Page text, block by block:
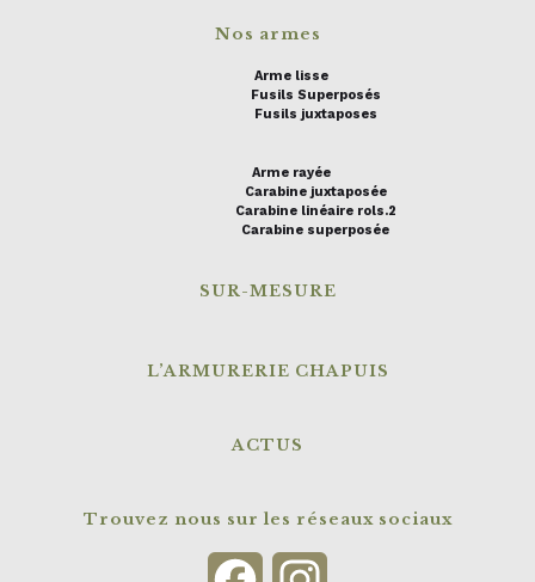
Nos armes
Arme lisse
Fusils Superposés
Fusils juxtaposes
Arme rayée
Carabine juxtaposée
Carabine linéaire rols.2
Carabine superposée
SUR-MESURE
L’ARMURERIE CHAPUIS
ACTUS
Trouvez nous sur les réseaux sociaux